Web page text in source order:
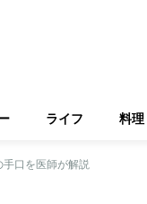
ライフ 料理
口を医師が解説